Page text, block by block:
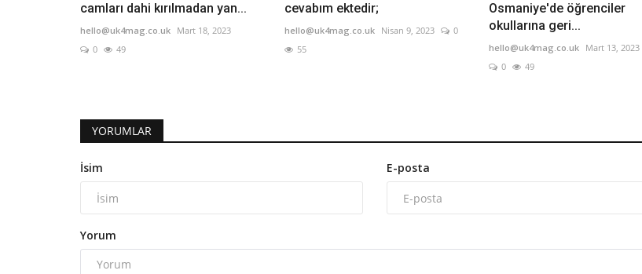
camları dahi kırılmadan yan...
hello@uk4mag.co.uk Mart 18, 2023
0
49
cevabım ektedir;
hello@uk4mag.co.uk Nisan 9, 2023
0
55
Osmaniye'de öğrenciler
okullarına geri...
hello@uk4mag.co.uk
Mart 13, 2023
0
49
YORUMLAR
İsim E-posta
Yorum